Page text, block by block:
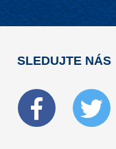
SLEDUJTE NÁS